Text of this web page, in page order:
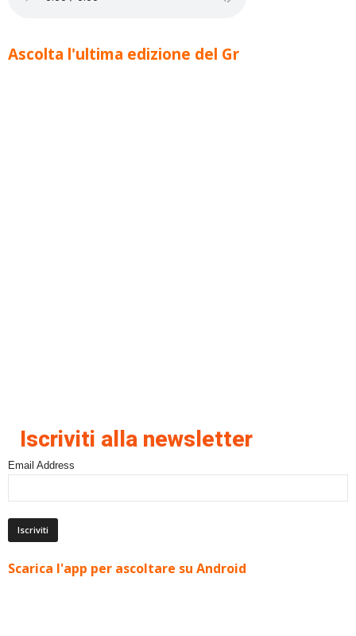
Ascolta l'ultima edizione del Gr
Iscriviti alla newsletter
Email Address
Scarica l'app per ascoltare su Android